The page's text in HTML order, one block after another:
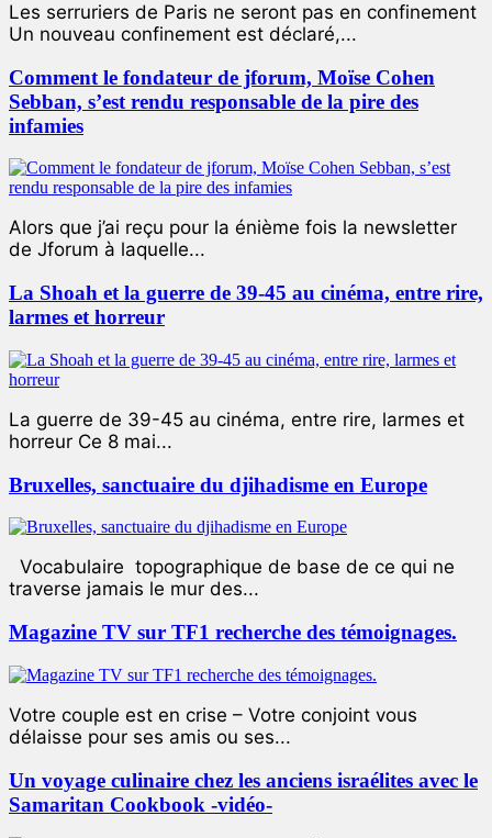
Les serruriers de Paris ne seront pas en confinement
Un nouveau confinement est déclaré,...
Comment le fondateur de jforum, Moïse Cohen
Sebban, s’est rendu responsable de la pire des
infamies
Alors que j’ai reçu pour la énième fois la newsletter
de Jforum à laquelle...
La Shoah et la guerre de 39-45 au cinéma, entre rire,
larmes et horreur
La guerre de 39-45 au cinéma, entre rire, larmes et
horreur Ce 8 mai...
Bruxelles, sanctuaire du djihadisme en Europe
Vocabulaire topographique de base de ce qui ne
traverse jamais le mur des...
Magazine TV sur TF1 recherche des témoignages.
Votre couple est en crise – Votre conjoint vous
délaisse pour ses amis ou ses...
Un voyage culinaire chez les anciens israélites avec le
Samaritan Cookbook -vidéo-